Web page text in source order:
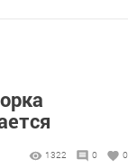
1322 0 0